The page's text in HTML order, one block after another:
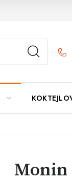
Monin